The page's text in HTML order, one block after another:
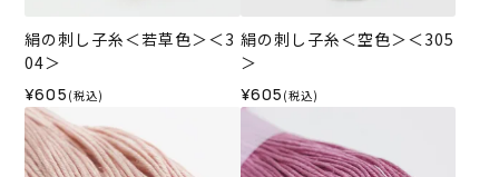
絹の刺し子糸＜若草色＞＜3
04＞
¥605 (税込)
絹の刺し子糸＜空色＞＜305
＞
¥605 (税込)